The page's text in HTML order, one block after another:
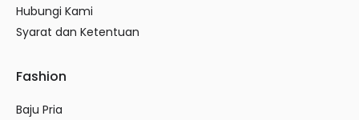
Hubungi Kami
Syarat dan Ketentuan
Fashion
Baju Pria